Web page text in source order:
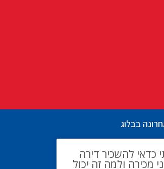
בבלוג
כדאי להשכיר דירה
מכירה ולמה זה יכול